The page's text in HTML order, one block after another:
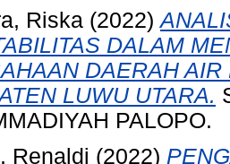
Riska (2022)
DALAM
DAERAH
LUWU UTARA.
PALOPO.
Renaldi (2022)